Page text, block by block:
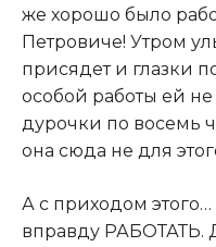
же хорошо было
Петровиче! Утром
присядет и глазки
особой работы ей
дурочки по восемь
она сюда не для
А с приходом
вправду РАБОТАТЬ.